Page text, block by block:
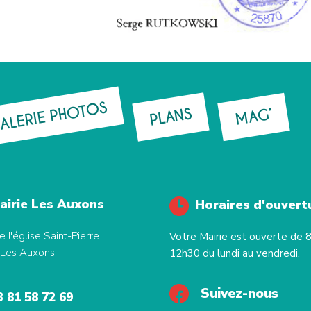
PHOTOS PLANS MAG’
Les Auxons
l'église Saint-Pierre
Les Auxons
81 58 72 69
Horaires
Votre Mairie est ouverte de
12h30 du lundi au vendredi.
Suivez-nous